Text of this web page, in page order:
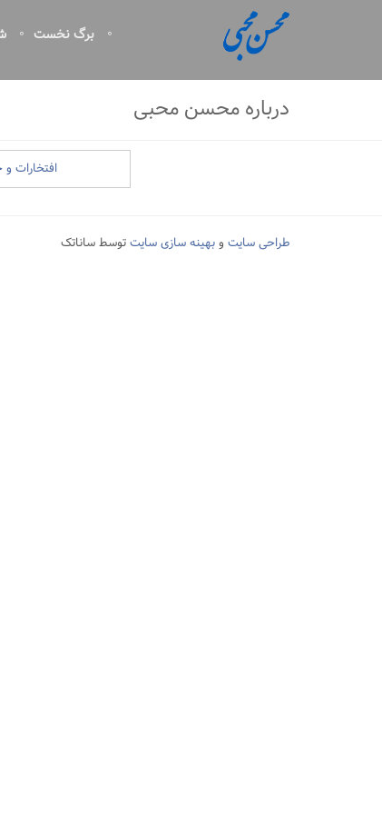
برگ نخست
درباره محسن محبی
افتخارات و
طراحی سایت وبهینه سازی سایتتوسط ساناتک